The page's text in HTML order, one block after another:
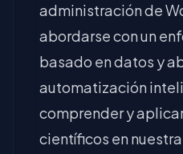
administración de
abordarse con un
basado en datos y
automatización
comprender y
científicos en